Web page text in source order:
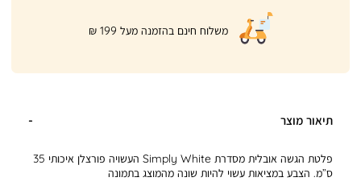
|
product
page
banner
משלוח חינם בהזמנה מעל 199 ₪
תיאור מוצר
פלטת הגשה אובלית מסדרת Simply White העשויה פורצלן איכותי 35
ס”מ. הצבע במציאות עשוי להיות שונה מהמוצג בתמונה